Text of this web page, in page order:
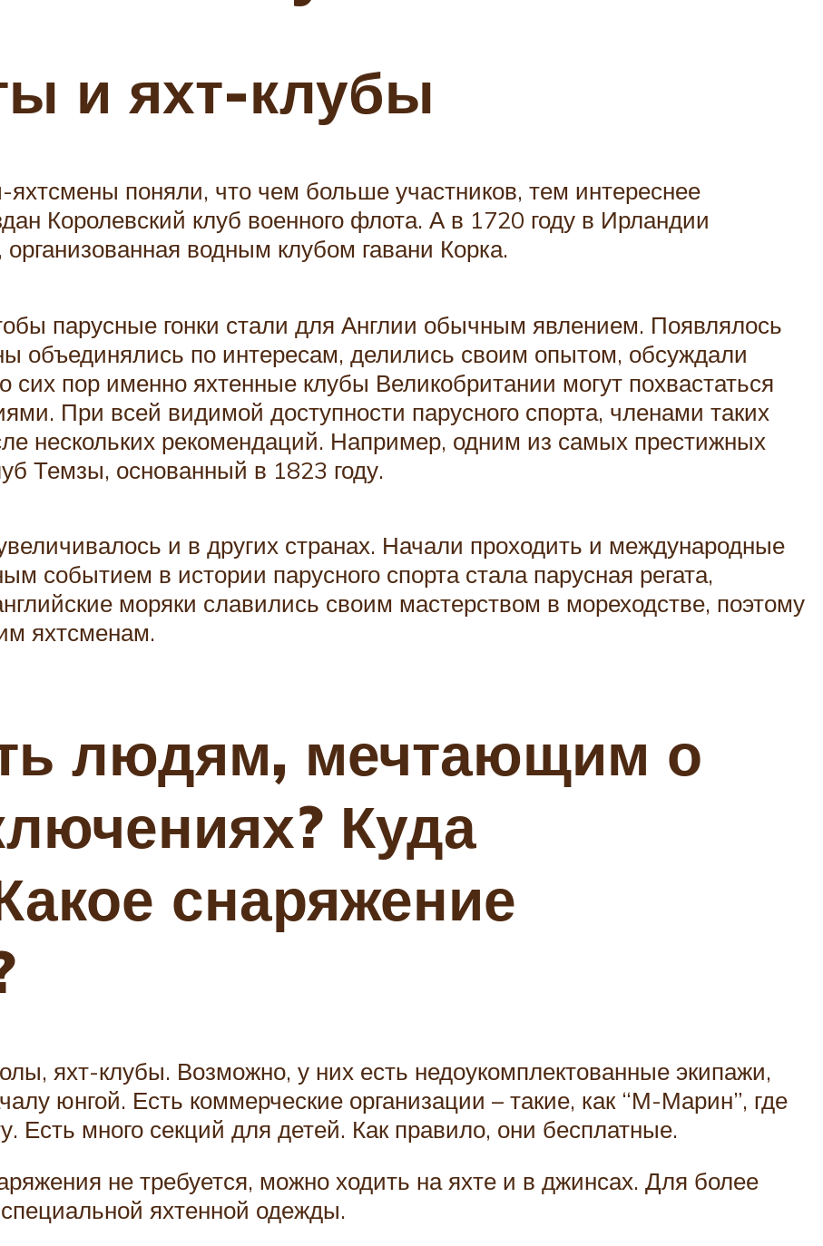
и яхт-клубы
поняли, что чем больше участников, тем интереснее
Королевский клуб военного флота. А в 1720 году в Ирландии
организованная водным клубом гавани Корка.
парусные гонки стали для Англии обычным явлением. Появлялось
объединялись по интересам, делились своим опытом, обсуждали
пор именно яхтенные клубы Великобритании могут похвастаться
При всей видимой доступности парусного спорта, членами таких
нескольких рекомендаций. Например, одним из самых престижных
Темзы, основанный в 1823 году.
и в других странах. Начали проходить и международные
событием в истории парусного спорта стала парусная регата,
моряки славились своим мастерством в мореходстве, поэтому
яхтсменам.
людям, мечтающим о
Куда
снаряжение
яхт-клубы. Возможно, у них есть недоукомплектованные экипажи,
юнгой. Есть коммерческие организации – такие, как “М-Марин”, где
Есть много секций для детей. Как правило, они бесплатные.
не требуется, можно ходить на яхте и в джинсах. Для более
яхтенной одежды.